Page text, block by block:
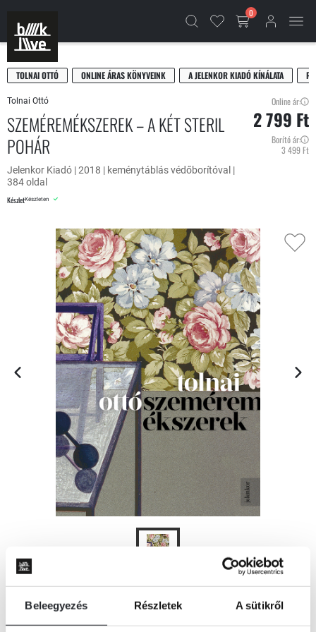
Beleegyezés Részletek A sütikről
0
TOLNAI OTTÓ ONLINE ÁRAS KÖNYVEINK A JELENKOR KIADÓ KÍNÁLATA
Tolnai Ottó
SZEMÉREMÉKSZEREK – A KÉT STERIL
POHÁR
Jelenkor Kiadó | 2018 | keménytáblás védőborítóval |
384 oldal
KészletKészleten
Online ár:
2 799 Ft
Borító ár:
3 499 Ft
KOSÁRBA